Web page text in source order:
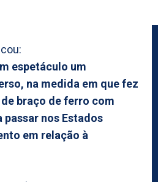
espetáculo um
na medida em que fez
braço de ferro com
passar nos Estados
em relação à